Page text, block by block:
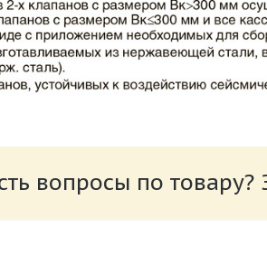
подключения приводов КЛОП-2.pdf
вопросы по